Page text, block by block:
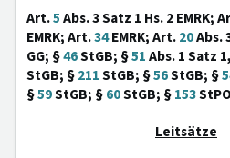
Art.5Abs. 3 Satz 1 Hs. 2 EMRK;
EMRK; Art.34EMRK; Art.20Abs.
GG; §46StGB; §51Abs. 1 Satz
StGB; §211StGB; §56StGB; §
§59StGB; §60StGB; §153
Leitsätze